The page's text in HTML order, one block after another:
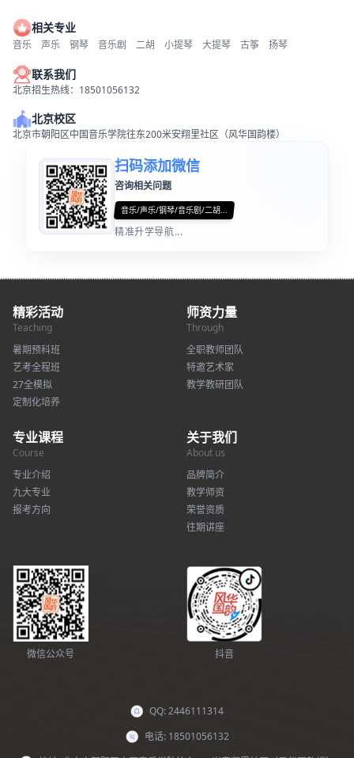
相关专业
音乐 声乐 钢琴 音乐剧 二胡 小提琴 大提琴 古筝 扬琴
联系我们
北京招生热线：18501056132
北京校区
北京市朝阳区中国音乐学院往东200米安翔里社区（风华国韵楼）
扫码添加微信
咨询相关问题
音乐/声乐/钢琴/音乐剧/二胡...
精准升学导航...
精彩活动
Teaching
暑期预科班
艺考全程班
27全模拟
定制化培养
师资力量
Through
全职教师团队
特邀艺术家
教学教研团队
专业课程
Course
专业介绍
九大专业
报考方向
关于我们
About us
品牌简介
教学师资
荣誉资质
往期讲座
微信公众号 抖音
QQ: 2446111314
电话: 18501056132